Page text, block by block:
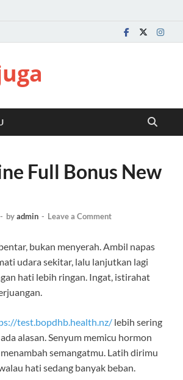
Full Bonus New
- byadmin - Leave a Comment
bukan menyerah. Ambil napas
udara sekitar, lalu lanjutkan lagi
hati lebih ringan. Ingat, istirahat
test.bopdhb.health.nz/ lebih sering
alasan. Senyum memicu hormon
semangatmu. Latih dirimu
hati sedang banyak beban.